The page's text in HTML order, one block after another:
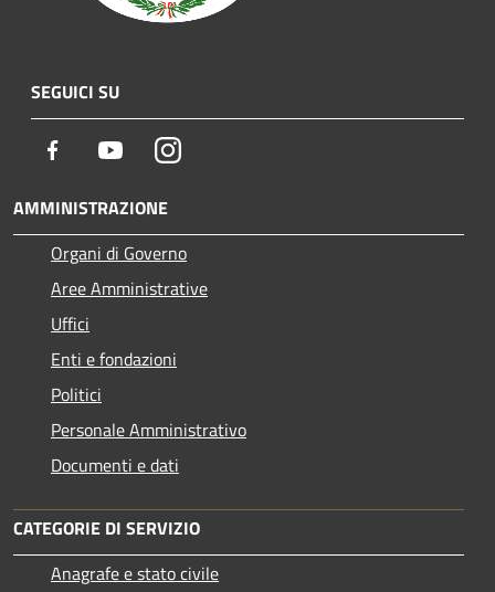
SEGUICI SU
Facebook YoutubeInstagram
AMMINISTRAZIONE
Organi di Governo
Aree Amministrative
Uffici
Enti e fondazioni
Politici
Personale Amministrativo
Documenti e dati
CATEGORIE DI SERVIZIO
Anagrafe e stato civile